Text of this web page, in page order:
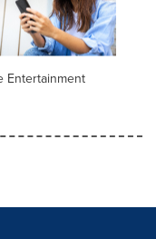
Entertainment